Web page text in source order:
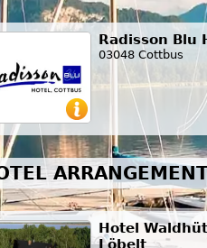
Radisson Blu
03048 Cottbus
Hotel
Löbelt